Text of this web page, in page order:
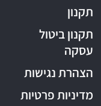
תקנון
תקנון ביטול
עסקה
הצהרת נגישות
מדיניות פרטיות